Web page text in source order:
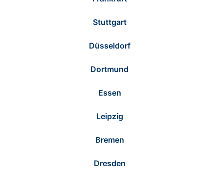
Stuttgart
Düsseldorf
Dortmund
Essen
Leipzig
Bremen
Dresden